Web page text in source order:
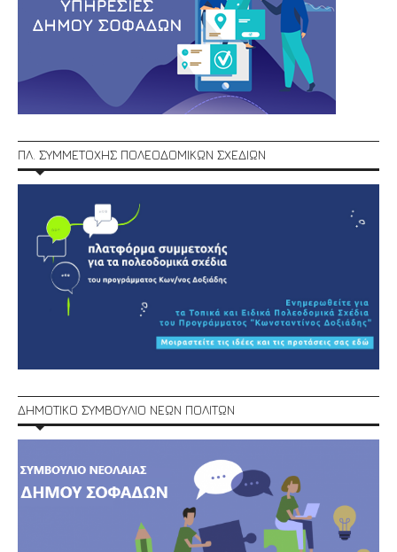
ΠΛ. ΣΥΜΜΕΤΟΧΗΣ ΠΟΛΕΟΔΟΜΙΚΩΝ ΣΧΕΔΙΩΝ
ΔΗΜΟΤΙΚΟ ΣΥΜΒΟΥΛΙΟ ΝΕΩΝ ΠΟΛΙΤΩΝ